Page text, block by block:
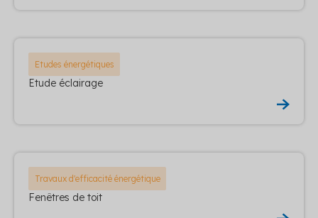
Etudes énergétiques
Etude éclairage
Travaux d'efficacité énergétique
Fenêtres de toit